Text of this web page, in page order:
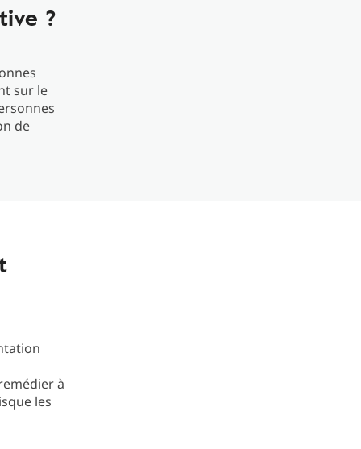
?
sur le
de
à
les